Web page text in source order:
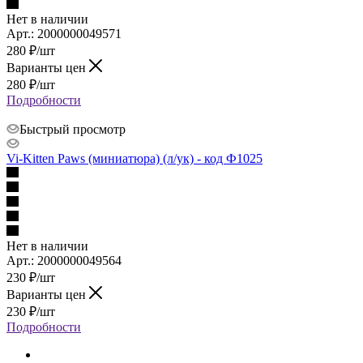
Нет в наличии
Арт.: 2000000049571
280 ₽/шт
Варианты цен
280 ₽/шт
Подробности
Быстрый просмотр
Vi-Kitten Paws (миниатюра) (л/ук) - код Ф1025
Нет в наличии
Арт.: 2000000049564
230 ₽/шт
Варианты цен
230 ₽/шт
Подробности